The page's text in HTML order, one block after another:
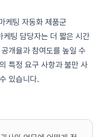
케팅 자동화 제품군
케팅 담당자는 더 짧은 시간
개율과 참여도를 높일 수
특정 요구 사항과 불만 사
있습니다.